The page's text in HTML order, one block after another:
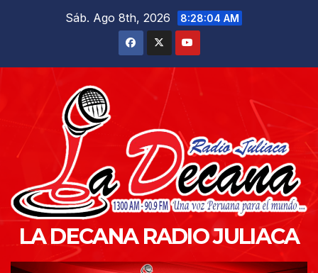
Sáb. Ago 8th, 2026 8:28:05 AM
LA DECANA RADIO JULIACA